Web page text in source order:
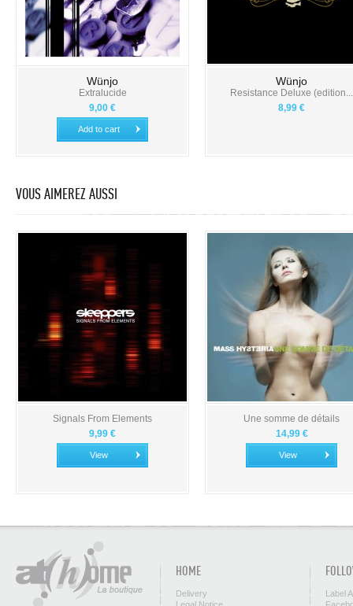
Wünjo
Extralucide
9,00 €
Add to cart
Wünjo
Resistance Deluxe (edition...
8,99 €
VOUS AIMEREZ AUSSI
Signals From Elements
9,99 €
View
Une somme de détails
14,99 €
View
HOME
Delivery
Label